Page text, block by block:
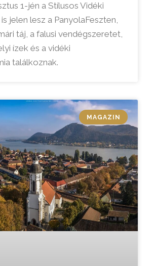
1-jén a Stílusos Vidéki
jelen lesz a PanyolaFeszten,
táj, a falusi vendégszeretet,
ízek és a vidéki
találkoznak.
MAGAZIN